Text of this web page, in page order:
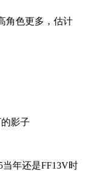
角色更多，估计
影子
年还是FF13V时